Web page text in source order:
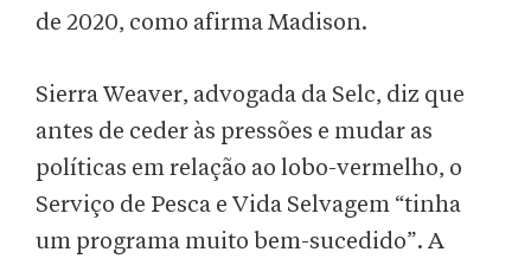
de 2020, como afirma Madison.
Sierra Weaver, advogada da Selc, diz que
antes de ceder às pressões e mudar as
políticas em relação ao lobo-vermelho, o
Serviço de Pesca e Vida Selvagem “tinha
um programa muito bem-sucedido”. A